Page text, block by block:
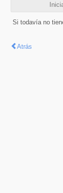
Si todavía no
Atrás